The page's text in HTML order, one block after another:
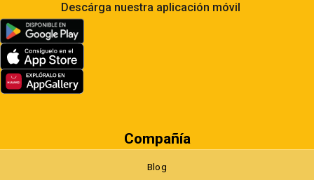
Descárga nuestra aplicación móvil
Compañía
Blog